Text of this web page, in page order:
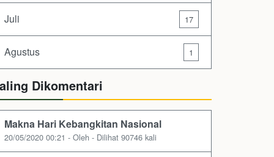
Juli 17
Agustus 1
Dikomentari
Makna Hari Kebangkitan Nasional
20/05/2020 00:21 - Oleh - Dilihat 90746 kali